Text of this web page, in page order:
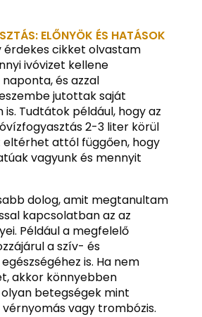
ELŐNYÖK ÉS HATÁSOK
érdekes cikket olvastam
ivóvizet kellene
és azzal
jutottak saját
Tudtátok például, hogy az
2-3 liter körül
eltérhet attól függően, hogy
vagyunk és mennyit
dolog, amit megtanultam
kapcsolatban az az
Például a megfelelő
a szív- és
is. Ha nem
akkor könnyebben
betegségek mint
vagy trombózis.